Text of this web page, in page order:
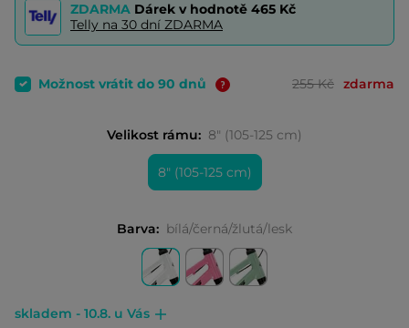
ZDARMA Dárek v hodnotě 465 Kč
Telly na 30 dní ZDARMA
Možnost vrátit do 90 dnů 255 Kč zdarma
Velikost rámu: 8" (105-125 cm)
8" (105-125 cm)
Barva: bílá/černá/žlutá/lesk
skladem - 10.8. u Vás